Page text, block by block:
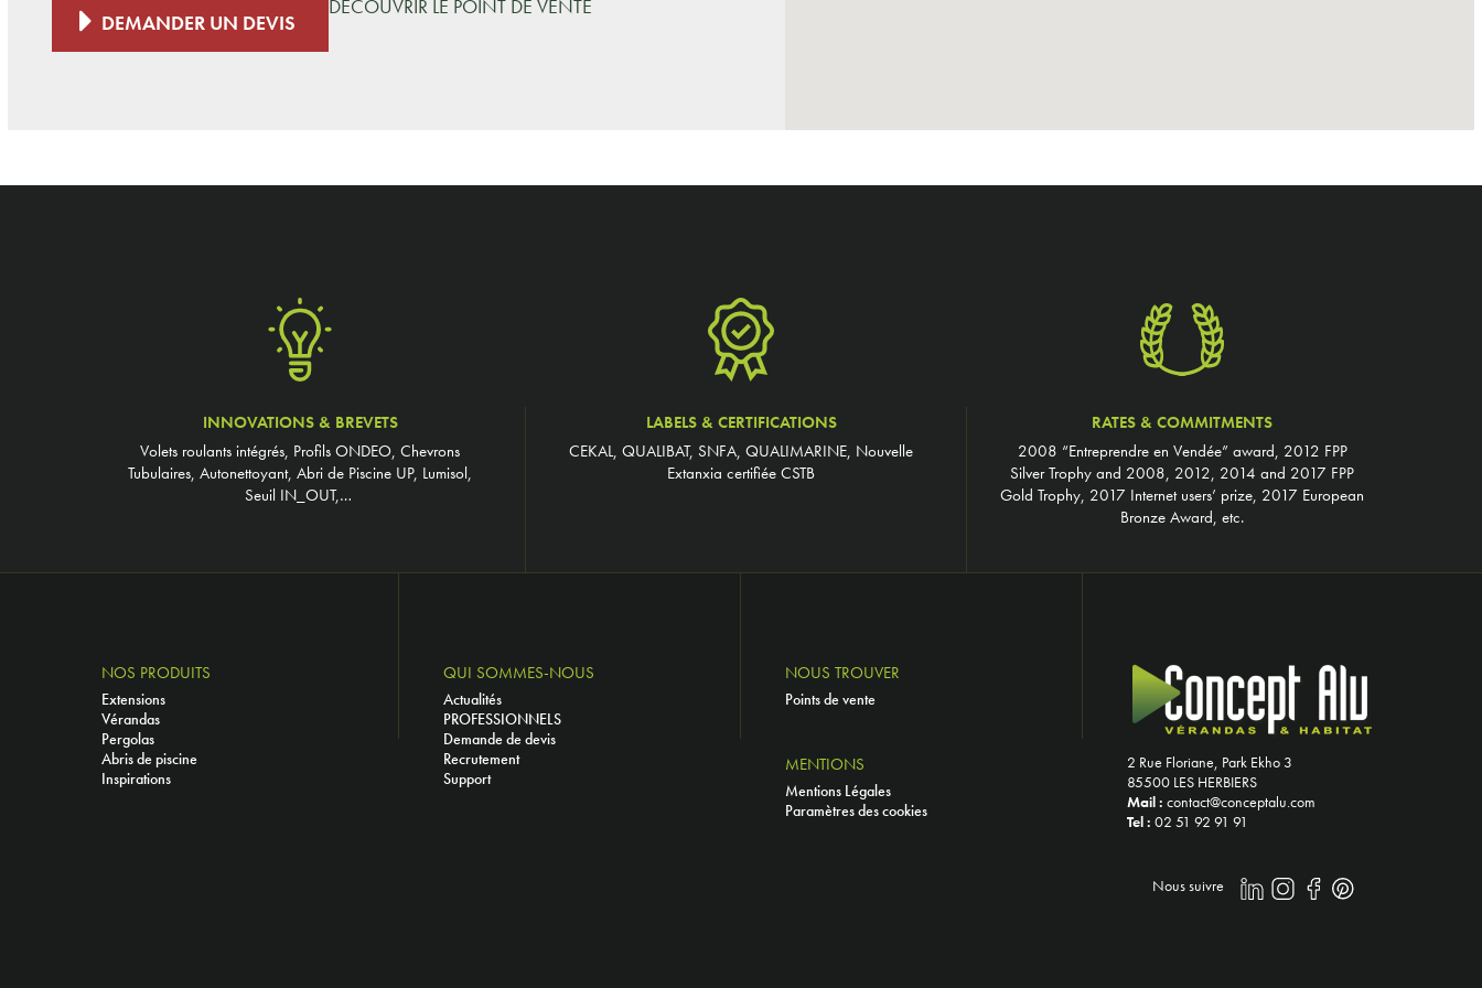
DEMANDER UN DEVIS
DÉCOUVRIR LE POINT DE VENTE
INNOVATIONS & BREVETS
Volets roulants intégrés, Profils ONDEO, Chevrons
Tubulaires, Autonettoyant, Abri de Piscine UP, Lumisol,
Seuil IN_OUT,…
LABELS & CERTIFICATIONS
CEKAL, QUALIBAT, SNFA, QUALIMARINE, Nouvelle
Extanxia certifiée CSTB
RATES & COMMITMENTS
2008 “Entreprendre en Vendée” award, 2012 FPP
Silver Trophy and 2008, 2012, 2014 and 2017 FPP
Gold Trophy, 2017 Internet users’ prize, 2017 European
Bronze Award, etc.
NOS PRODUITS
Extensions
Vérandas
Pergolas
Abris de piscine
Inspirations
QUI SOMMES-NOUS
Actualités
PROFESSIONNELS
Demande de devis
Recrutement
Support
NOUS TROUVER
Points de vente
MENTIONS
Mentions Légales
Paramètres des cookies
2 Rue Floriane, Park Ekho 3
85500 LES HERBIERS
Mail : contact@conceptalu.com
Tel : 02 51 92 91 91
Nous suivre